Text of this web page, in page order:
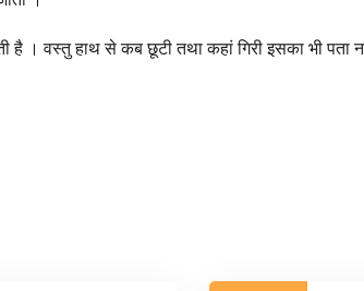
। वस्तु हाथ से कब छूटी तथा कहां गिरी इसका भी पता